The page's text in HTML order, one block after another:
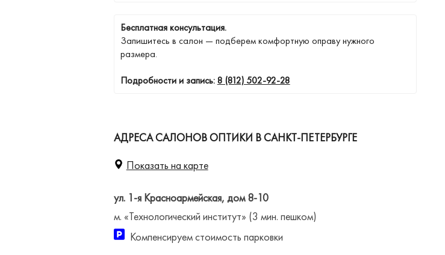
Бесплатная консультация.
Запишитесь в салон — подберем комфортную оправу нужного
размера.
Подробности и запись:8 (812) 502-92-28
АДРЕСА САЛОНОВ ОПТИКИ В САНКТ-ПЕТЕРБУРГЕ
Показать на карте
ул. 1-я Красноармейская, дом 8-10
м. «Технологический институт» (3 мин. пешком)
Компенсируем стоимость парковки